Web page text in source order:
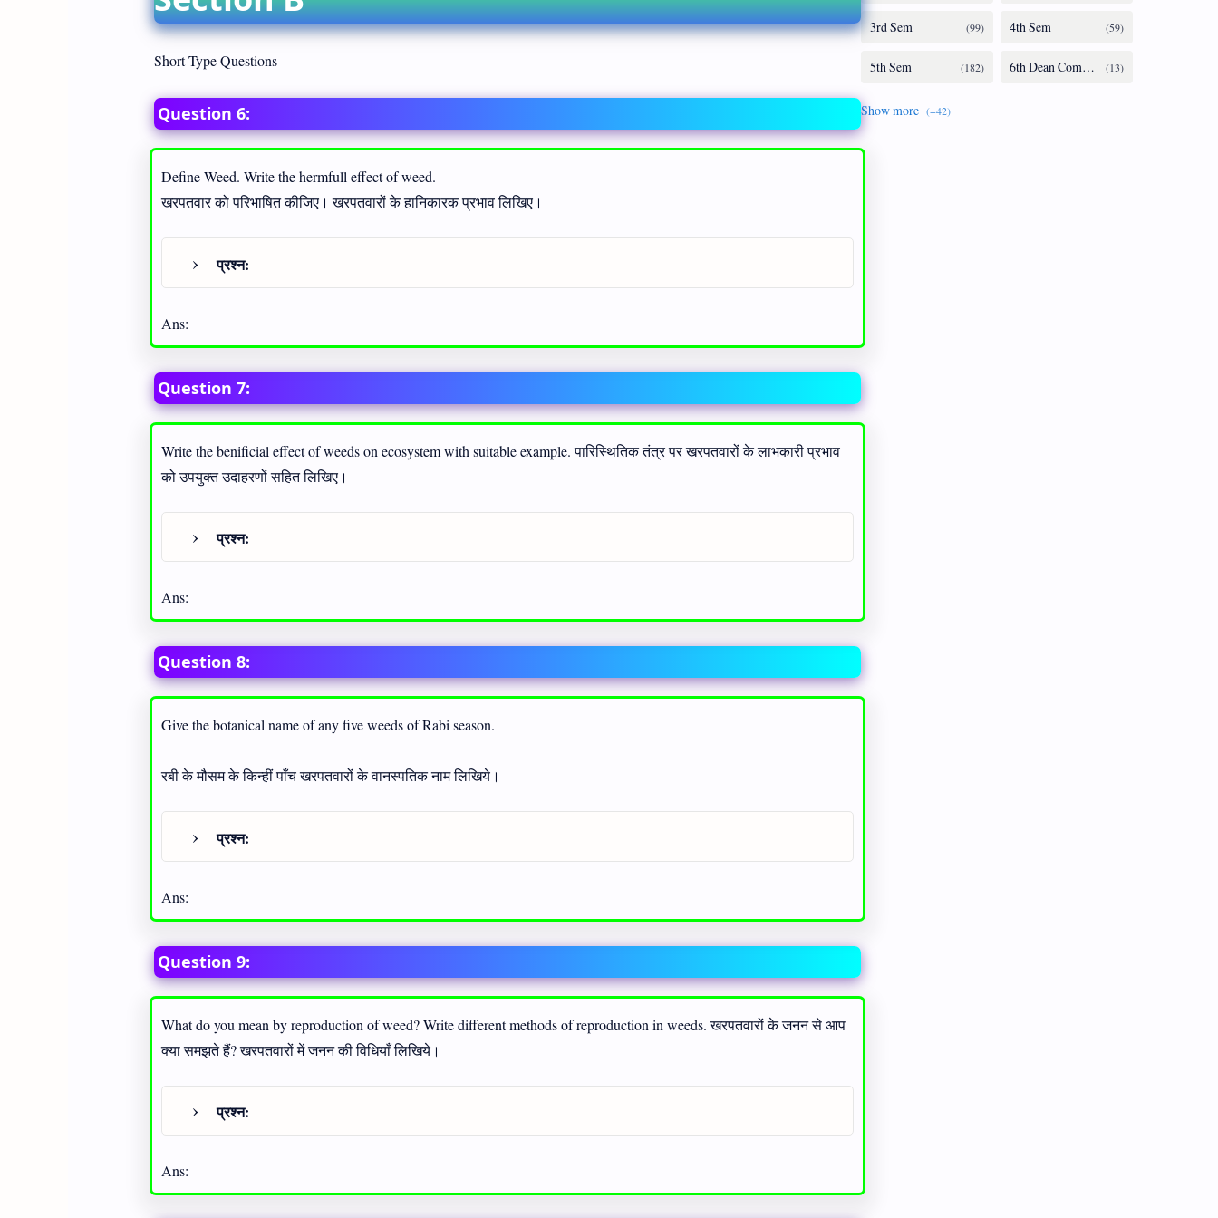
Short Type Questions
Question 6:
Define Weed. Write the hermfull effect of weed.
खरपतवार को परिभाषित कीजिए। खरपतवारों के हानिकारक प्रभाव लिखिए।
प्रश्न:
Ans:
Question 7:
Write the benificial effect of weeds on ecosystem with suitable example. पारिस्थितिक तंत्र पर खरपतवारों के लाभकारी प्रभाव
को उपयुक्त उदाहरणों सहित लिखिए।
प्रश्न:
Ans:
Question 8:
Give the botanical name of any five weeds of Rabi season.
रबी के मौसम के किन्हीं पाँच खरपतवारों के वानस्पतिक नाम लिखिये।
प्रश्न:
Ans:
Question 9:
What do you mean by reproduction of weed? Write different methods of reproduction in weeds. खरपतवारों के जनन से आप
क्या समझते हैं? खरपतवारों में जनन की विधियाँ लिखिये।
प्रश्न:
Ans: